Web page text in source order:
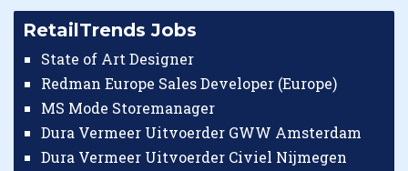
RetailTrends Jobs
State of Art Designer
Redman Europe Sales Developer (Europe)
MS Mode Storemanager
Dura Vermeer Uitvoerder GWW Amsterdam
Dura Vermeer Uitvoerder Civiel Nijmegen